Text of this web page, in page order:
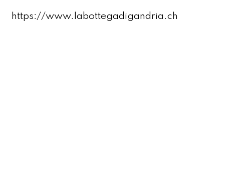
https://www.labottegadigandria.ch